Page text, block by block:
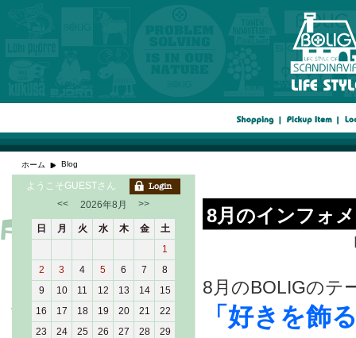
ホーム Blog
8月のインフォ
8月 のBOLIGのテ
「 好きを飾
ようこそGUESTさん
<<
2026年8月 >>
日 月 火 水 木 金
土
1
2
3 4 5 6 7
8
9
10 11 12 13 14
15
16
17 18 19 20 21
22
23
24 25 26 27 28
29